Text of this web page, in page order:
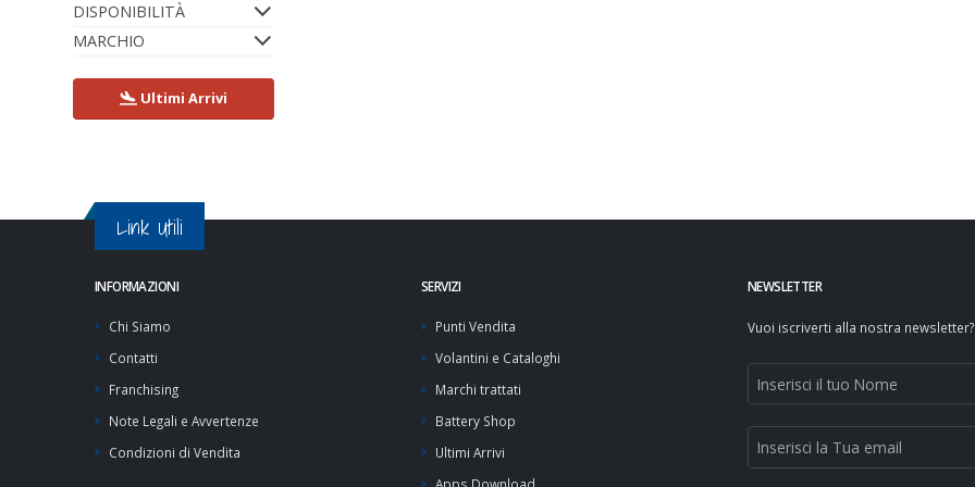
DISPONIBILITÀ
MARCHIO
Ultimi Arrivi
Link Utili
INFORMAZIONI
Chi Siamo
Contatti
Franchising
Note Legali e Avvertenze
Condizioni di Vendita
SERVIZI
Punti Vendita
Volantini e Cataloghi
Marchi trattati
Battery Shop
Ultimi Arrivi
NEWSLETTER
Vuoi iscriverti alla nostra newsletter?